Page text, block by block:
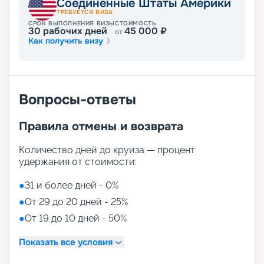
специальные программы, соответствующие их
возрасту. Наши программы включают в себя
разнообразные развлечения и обучающие
мероприятия. Дети до 3 лет могут принимать
интересные мероприятия, подходящие их
спортивными соревнованиями, вечеринками и
• Опция My Family Time Dining позволяет семьям
продолжать участвовать в клубных
мероприятиях, в то время как родители
Питание
Кроме ярких впечатлений и комфортного
размещения, всех гостей лайнера ждет
потрясающее ресторанное питание, которое
Соединенные Штаты Америки
ТРЕБУЕТСЯ ВИЗА
СРОК ВЫПОЛНЕНИЯ ВИЗЫ
30 рабочих дней
СТОИМОСТЬ
от45 000 ₽
Как получить визу
Вопросы-ответы
Правила отмены и возврата
Количество дней до круиза — процент
удержания от стоимости:
●31 и более дней - 0%
●От 29 до 20 дней - 25%
●От 19 до 10 дней - 50%
Показать все условия